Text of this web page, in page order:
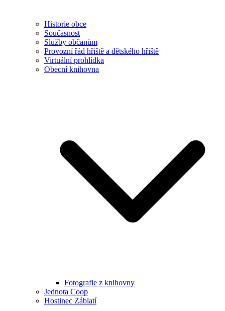
Historie obce
Současnost
Služby občanům
Provozní řád hřiště a dětského hřiště
Virtuální prohlídka
Obecní knihovna
Fotografie z knihovny
Jednota Coop
Hostinec Záblatí